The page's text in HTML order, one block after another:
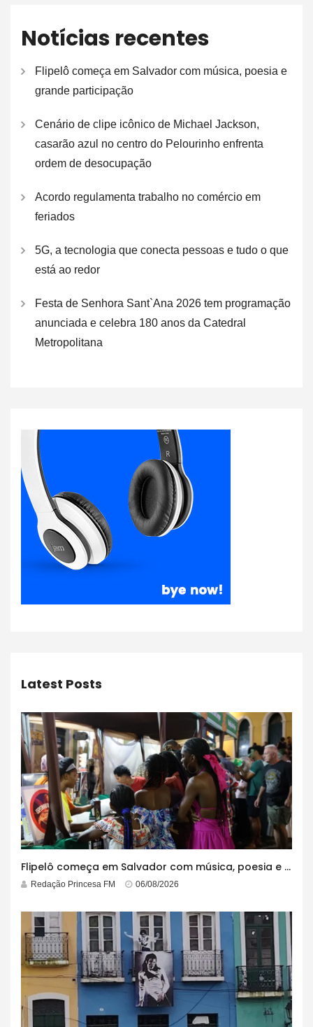
Notícias recentes
Flipelô começa em Salvador com música, poesia e
grande participação
Cenário de clipe icônico de Michael Jackson,
casarão azul no centro do Pelourinho enfrenta
ordem de desocupação
Acordo regulamenta trabalho no comércio em
feriados
5G, a tecnologia que conecta pessoas e tudo o que
está ao redor
Festa de Senhora Sant`Ana 2026 tem programação
anunciada e celebra 180 anos da Catedral
Metropolitana
Latest Posts
Flipelô começa em Salvador com música, poesia e grande participação
Redação Princesa FM 06/08/2026